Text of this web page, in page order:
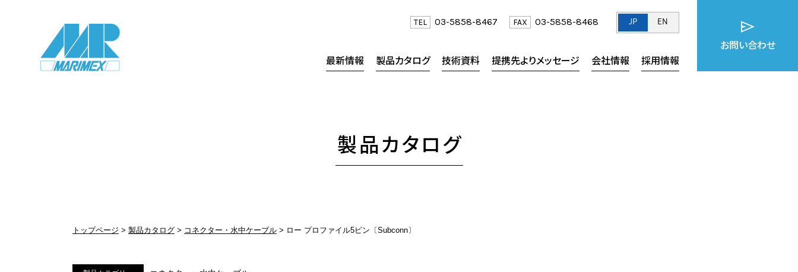
TEL 03-5858-8467 FAX 03-5858-8468 JP EN
最新情報 製品カタログ 技術資料 提携先よりメッセージ 会社情報 採用情報
お問い合わせ
製品カタログ
トップページ 製品カタログ コネクター・水中ケーブル ロー プロファイル5ピン〔Subconn〕